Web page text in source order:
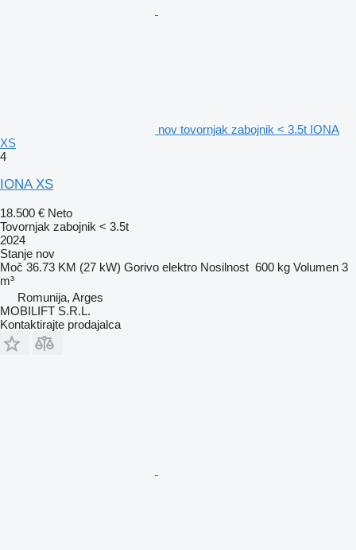
nov tovornjak zabojnik < 3.5t IONA
XS
4
IONA XS
18.500 € Neto
Tovornjak zabojnik < 3.5t
2024
Stanje nov
Moč 36.73 KM (27 kW) Gorivo elektro Nosilnost 600 kg Volumen 3
m³
Romunija, Arges
MOBILIFT S.R.L.
Kontaktirajte prodajalca